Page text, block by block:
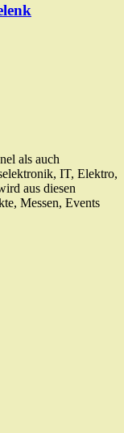
als auch
IT, Elektro,
aus diesen
Messen, Events